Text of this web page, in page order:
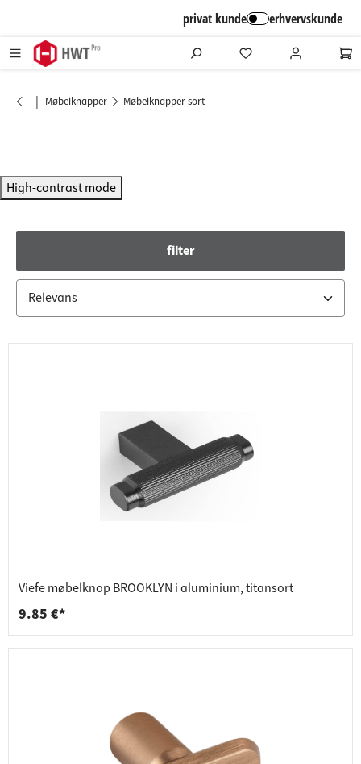
privat kunde erhvervskunde
| Møbelknapper Møbelknapper sort
High-contrast mode
filter
Viefe møbelknop BROOKLYN i aluminium, titansort
9.85 €*